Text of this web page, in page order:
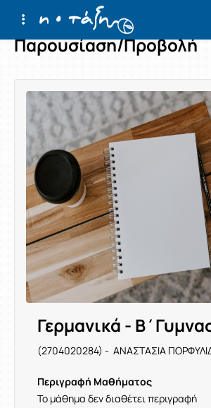
Παρουσίαση/Προβολή
Γερμανικά -
(2704020284) - ΑΝΑΣΤΑΣΙΑ
Περιγραφή Μαθήματος
Το μάθημα δεν διαθέτει περιγραφή